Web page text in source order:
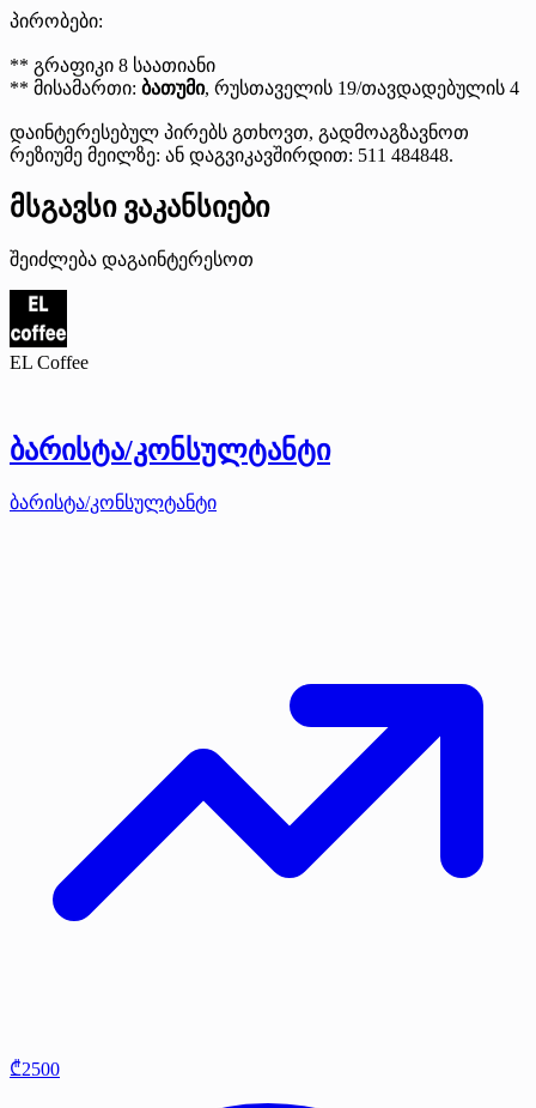
პირობები:
** გრაფიკი 8 საათიანი
** მისამართი: ბათუმი, რუსთაველის 19/თავდადებულის 4
დაინტერესებულ პირებს გთხოვთ, გადმოაგზავნოთ
რეზიუმე მეილზე: ან დაგვიკავშირდით: 511 484848.
მსგავსი ვაკანსიები
შეიძლება დაგაინტერესოთ
EL Coffee
ბარისტა/კონსულტანტი
ბარისტა/კონსულტანტი
₾2500